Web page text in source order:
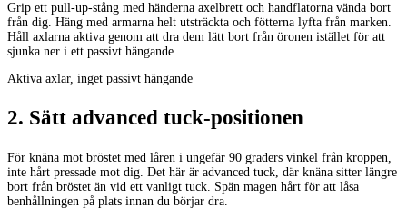
Grip ett pull-up-stång med händerna axelbrett och handflatorna vända bort
från dig. Häng med armarna helt utsträckta och fötterna lyfta från marken.
Håll axlarna aktiva genom att dra dem lätt bort från öronen istället för att
sjunka ner i ett passivt hängande.
Aktiva axlar, inget passivt hängande
2. Sätt advanced tuck-positionen
För knäna mot bröstet med låren i ungefär 90 graders vinkel från kroppen,
inte hårt pressade mot dig. Det här är advanced tuck, där knäna sitter längre
bort från bröstet än vid ett vanligt tuck. Spän magen hårt för att låsa
benhållningen på plats innan du börjar dra.